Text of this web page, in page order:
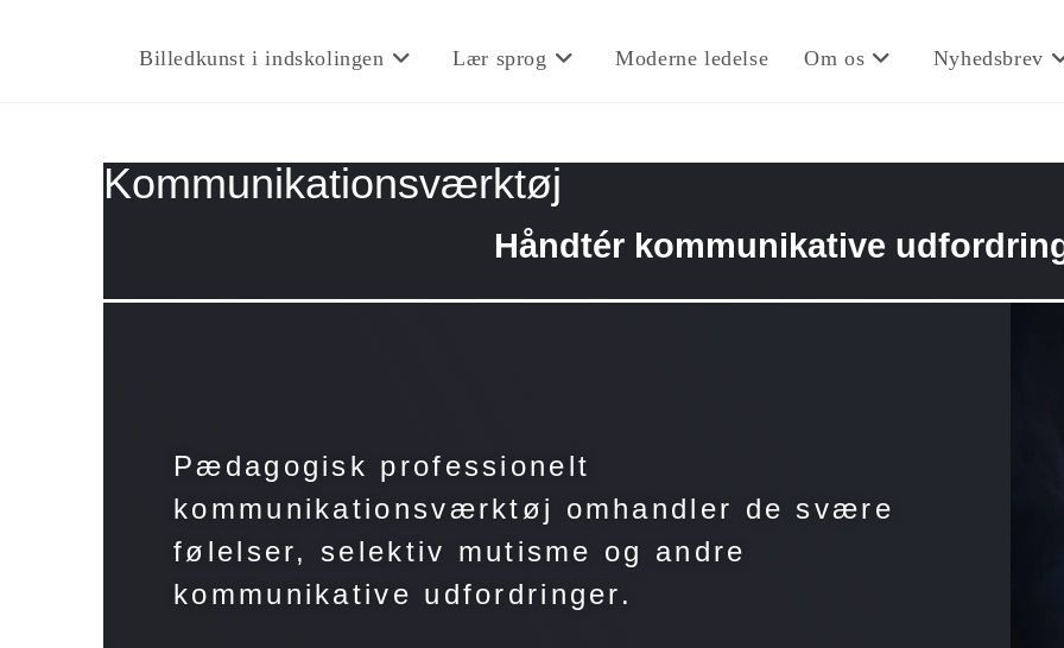
Billedkunst i indskolingen Lær sprog Moderne ledelse Om os Nyhedsbrev
Kommunikationsværktøj
Håndtér kommunikative
Pædagogisk professionelt
kommunikationsværktøj omhandler de svære
følelser, selektiv mutisme og andre
kommunikative udfordringer.